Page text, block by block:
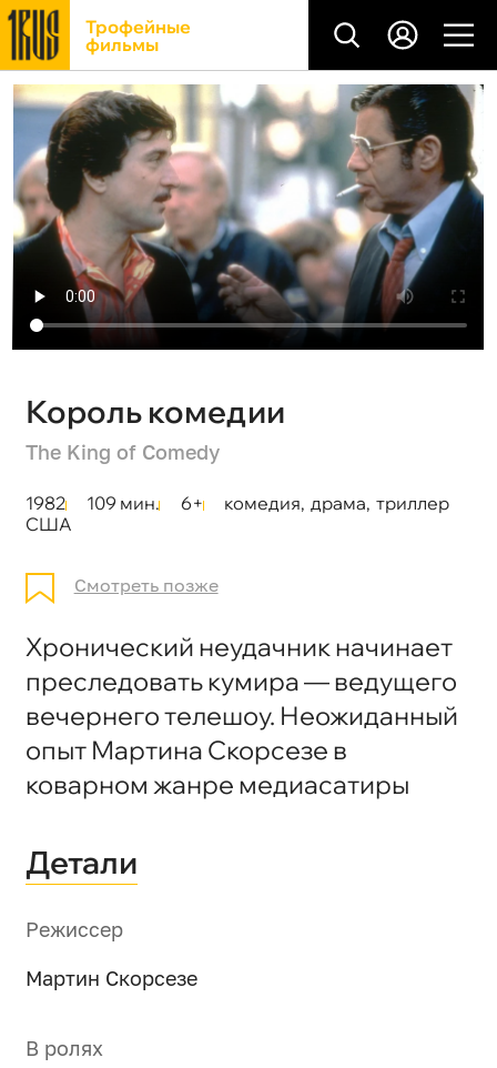
Трофейные
фильмы
Король комедии
The King of Comedy
1982 109 мин. 6+ комедия, драма, триллер
США
Смотреть позже
Хронический неудачник начинает
преследовать кумира — ведущего
вечернего телешоу. Неожиданный
опыт Мартина Скорсезе в
коварном жанре медиасатиры
Детали
Режиссер
Мартин Скорсезе
В ролях